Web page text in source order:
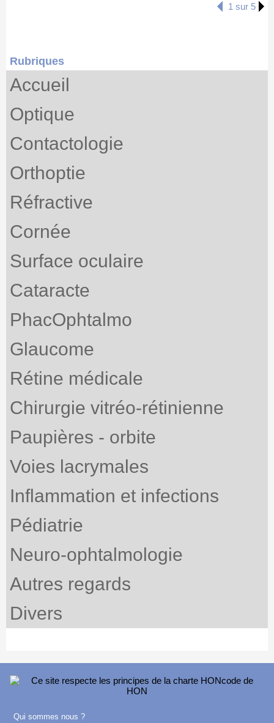
1 sur 5
Rubriques
Accueil
Optique
Contactologie
Orthoptie
Réfractive
Cornée
Surface oculaire
Cataracte
PhacOphtalmo
Glaucome
Rétine médicale
Chirurgie vitréo-rétinienne
Paupières - orbite
Voies lacrymales
Inflammation et infections
Pédiatrie
Neuro-ophtalmologie
Autres regards
Divers
Qui sommes nous ?